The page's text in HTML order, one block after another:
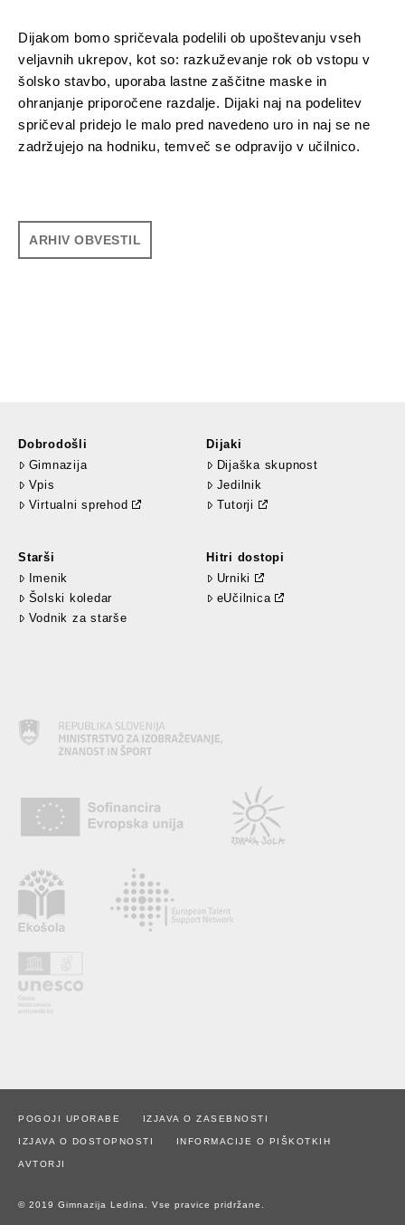
Dijakom bomo spričevala podelili ob upoštevanju vseh
veljavnih ukrepov, kot so: razkuževanje rok ob vstopu v
šolsko stavbo, uporaba lastne zaščitne maske in
ohranjanje priporočene razdalje. Dijaki naj na podelitev
spričeval pridejo le malo pred navedeno uro in naj se ne
zadržujejo na hodniku, temveč se odpravijo v učilnico.
ARHIV OBVESTIL
Dobrodošli
Gimnazija
Vpis
Virtualni sprehod
Dijaki
Dijaška skupnost
Jedilnik
Tutorji
Starši
Imenik
Šolski koledar
Vodnik za starše
Hitri dostopi
Urniki
eUčilnica
POGOJI UPORABE IZJAVA O ZASEBNOSTI
IZJAVA O DOSTOPNOSTI INFORMACIJE O PIŠKOTKIH
AVTORJI
© 2019 Gimnazija Ledina. Vse pravice pridržane.